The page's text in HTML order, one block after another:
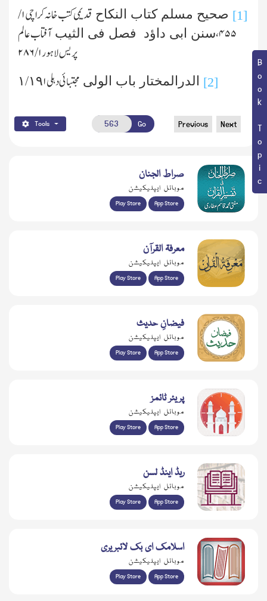
Book Topic
[1] صحیح مسلم کتاب النکاح قدیمی کتب خانہ کراچی ۱/
۴۵۵،سنن ابی داؤد فصل فی الثیبآفتاب عالم
پریس لاہور۱/ ۲۸۶
[2] الدرالمختار باب الولی مجتبائی دہلی ١/١٩۱
Tools Go Previous Next
صراط الجنان
موبائل ایپلیکیشن
Play Store App Store
معرفۃ القرآن
موبائل ایپلیکیشن
Play Store App Store
فیضانِ حدیث
موبائل ایپلیکیشن
Play Store App Store
پریئر ٹائمز
موبائل ایپلیکیشن
Play Store App Store
ریڈ اینڈ لسن
موبائل ایپلیکیشن
Play Store App Store
اسلامک ای بک لائبریری
موبائل ایپلیکیشن
Play Store App Store